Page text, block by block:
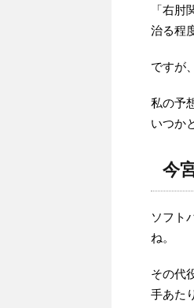
「右
治る程
ですが
私の予
いつか
今
ソフト
ね。
その代
手あた